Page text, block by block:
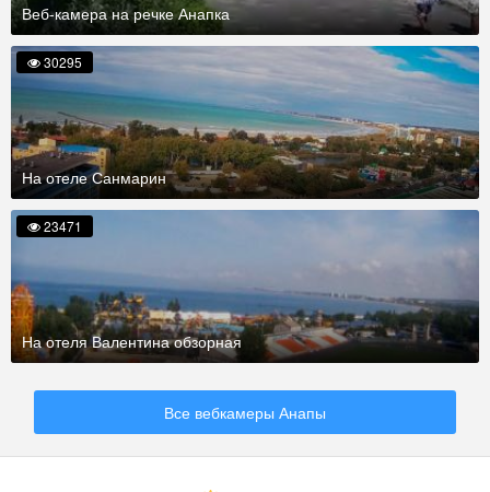
Веб-камера на речке Анапка
На отеле Санмарин
30295
На отеля Валентина обзорная
23471
Все вебкамеры Анапы